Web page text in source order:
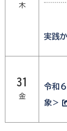
木
実践
31
金
令和
象＞